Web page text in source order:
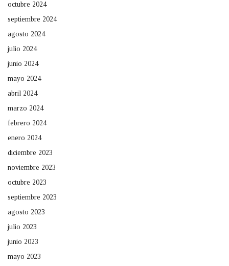
octubre 2024
septiembre 2024
agosto 2024
julio 2024
junio 2024
mayo 2024
abril 2024
marzo 2024
febrero 2024
enero 2024
diciembre 2023
noviembre 2023
octubre 2023
septiembre 2023
agosto 2023
julio 2023
junio 2023
mayo 2023